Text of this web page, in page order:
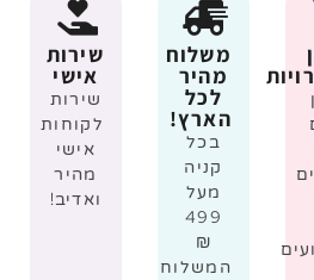
משלוח
מהיר
לכל
הארץ!
בכל
קניה
מעל
499
₪
המשלוח
שירות
אישי
שירות
לקוחות
אישי
מהיר
ואדיב!